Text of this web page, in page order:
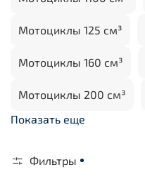
Мотоциклы 125 см³
Мотоциклы 160 см³
Мотоциклы 200 см³
Показать еще
Фильтры